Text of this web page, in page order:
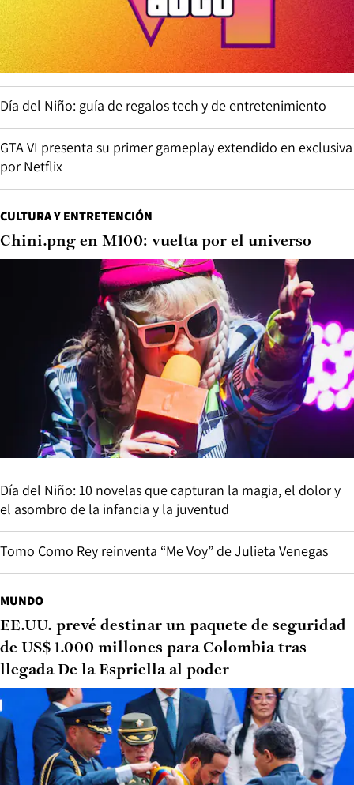
Día del Niño: guía de regalos tech y de entretenimiento
GTA VI presenta su primer gameplay extendido en exclusiva
por Netflix
CULTURA Y ENTRETENCIÓN
Chini.png en M100: vuelta por el universo
Día del Niño: 10 novelas que capturan la magia, el dolor y
el asombro de la infancia y la juventud
Tomo Como Rey reinventa “Me Voy” de Julieta Venegas
MUNDO
EE.UU. prevé destinar un paquete de seguridad
de US$ 1.000 millones para Colombia tras
llegada De la Espriella al poder